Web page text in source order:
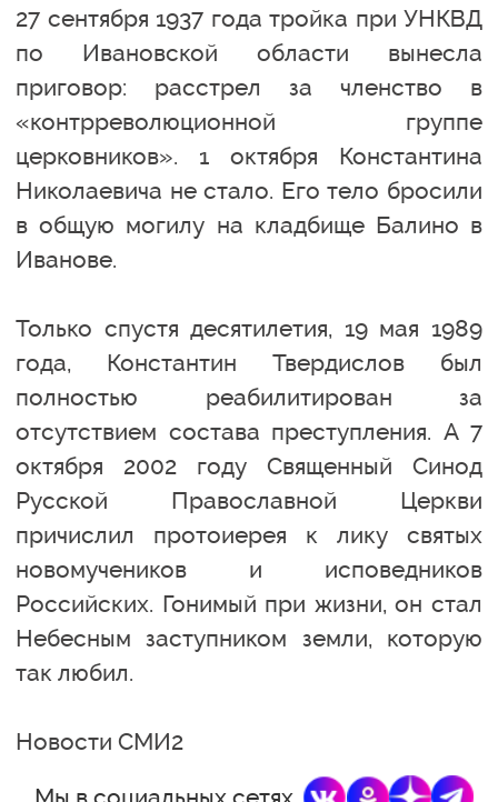
27 сентября 1937 года тройка при УНКВД
по Ивановской области вынесла
приговор: расстрел за членство в
«контрреволюционной группе
церковников». 1 октября Константина
Николаевича не стало. Его тело бросили
в общую могилу на кладбище Балино в
Иванове.
Только спустя десятилетия, 19 мая 1989
года, Константин Твердислов был
полностью реабилитирован за
отсутствием состава преступления. А 7
октября 2002 году Священный Синод
Русской Православной Церкви
причислил протоиерея к лику святых
новомучеников и исповедников
Российских. Гонимый при жизни, он стал
Небесным заступником земли, которую
так любил.
Новости СМИ2